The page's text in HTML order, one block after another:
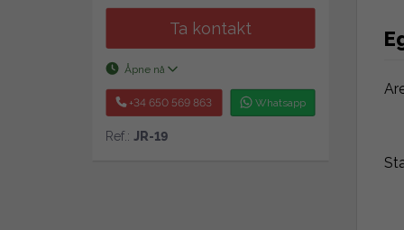
Ta kontakt
Åpne nå
+34 650 569 863 Whatsapp
Ref.: JR-19